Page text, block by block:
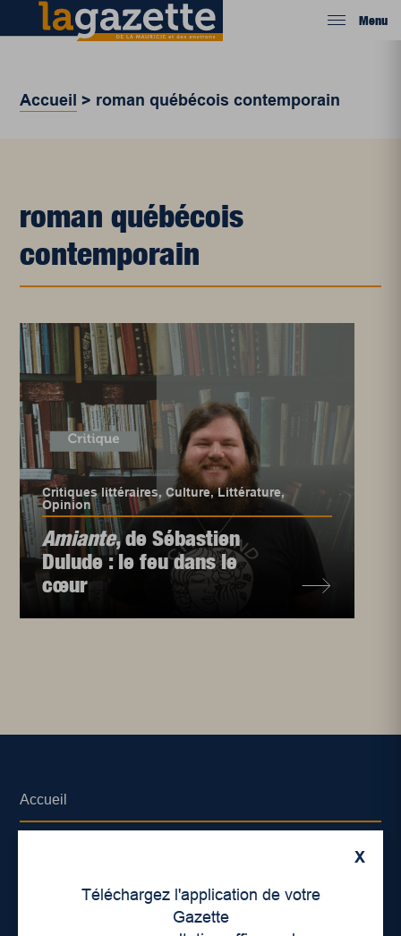
Menu
Accueil > roman québécois contemporain
roman québécois
contemporain
Critiques littéraires,Culture,Littérature,
Opinion
Amiante, de Sébastien
Dulude : le feu dans le
cœur
X
Téléchargez l'application de votre
Gazette
Accueil
Déontologie et confidentialité